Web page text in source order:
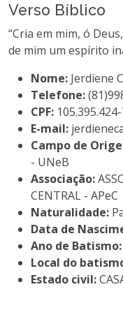
Verso Bíblico
“Cria em mim, ó
de mim um espírito
Nome: Jerdiene
Telefone:
CPF:
E-mail:
Campo de
- UNeB
Associação:
CENTRAL - APeC
Naturalidade:
Data de
Ano de Batismo:
Local do
Estado civil: